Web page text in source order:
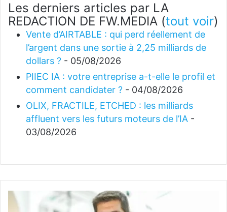
Les derniers articles par LA
REDACTION DE FW.MEDIA (tout voir)
Vente d’AIRTABLE : qui perd réellement de
l’argent dans une sortie à 2,25 milliards de
dollars ? - 05/08/2026
PIIEC IA : votre entreprise a-t-elle le profil et
comment candidater ? - 04/08/2026
OLIX, FRACTILE, ETCHED : les milliards
affluent vers les futurs moteurs de l’IA -
03/08/2026